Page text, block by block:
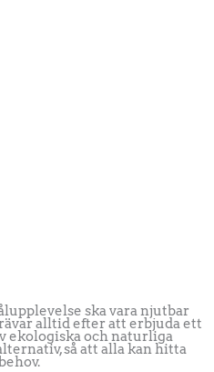
ska vara njutbar
alltid efter att erbjuda ett
ekologiska och naturliga
så att alla kan hitta